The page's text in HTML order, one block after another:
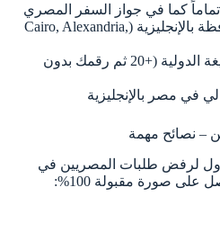
تماماً كما في جواز السفر المصري
اكتب المحافظة بالإنجليزية (Cairo, Alexandria,
استخدم الصيغة الدولية (+20 ثم رقمك بدون
في مصر بالإنجليزية
– نصائح مهمة
لرفض طلبات المصريين في
صورة مقبولة 100%: